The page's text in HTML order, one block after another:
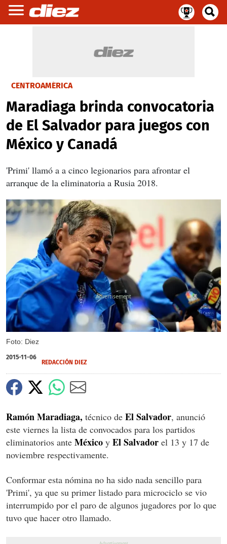
CENTROAMÉRICA
Maradiaga brinda convocatoria
de El Salvador para juegos con
México y Canadá
'Primi' llamó a a cinco legionarios para afrontar el
arranque de la eliminatoria a Rusia 2018.
Foto: Diez
X
2015-11-06
REDACCIÓN DIEZ
Ramón Maradiaga, técnico de El Salvador, anunció
este viernes la lista de convocados para los partidos
eliminatorios ante México y El Salvador el 13 y 17 de
noviembre respectivamente.
Conformar esta nómina no ha sido nada sencillo para
'Primi', ya que su primer listado para microciclo se vio
interrumpido por el paro de algunos jugadores por lo que
tuvo que hacer otro llamado.